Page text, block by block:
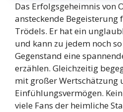
Das Erfolgsgeheimnis von
ansteckende Begeisterung
Trödels. Er hat ein
und kann zu jedem noch
Gegenstand eine
erzählen. Gleichzeitig
mit großer Wertschätzung
Einfühlungsvermögen.
viele Fans der heimliche